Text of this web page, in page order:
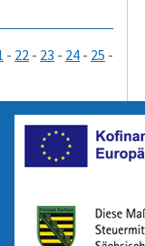
- 22 - 23 - 24 - 25 -